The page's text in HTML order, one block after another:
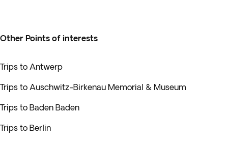
Other Points of interests
Trips to Antwerp
Trips to Auschwitz-Birkenau Memorial & Museum
Trips to Baden Baden
Trips to Berlin